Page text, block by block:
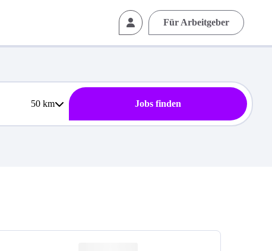
Für Arbeitgeber
50km Jobs finden